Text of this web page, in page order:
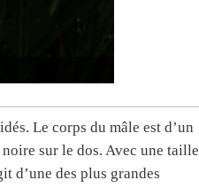
Le corps du mâle est d’un
sur le dos. Avec une taille
d’une des plus grandes